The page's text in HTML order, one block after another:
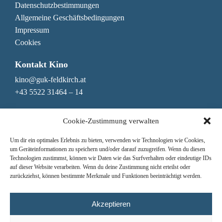
Cookie-Zustimmung verwalten
Um dir ein optimales Erlebnis zu bieten, verwenden wir Technologien wie Cookies,
um Geräteinformationen zu speichern und/oder darauf zuzugreifen. Wenn du diesen
Technologien zustimmst, können wir Daten wie das Surfverhalten oder eindeutige IDs
auf dieser Website verarbeiten. Wenn du deine Zustimmung nicht erteilst oder
zurückziehst, können bestimmte Merkmale und Funktionen beeinträchtigt werden.
Akzeptieren
Datenschutzbestimmungen
Allgemeine Geschäftsbedingungen
Impressum
Cookies
Kontakt Kino
kino@guk-feldkirch.at
+43 5522 31464 – 14
+43 5522 31464 – 10
Newsletter
Nichts mehr verpassen!
Hier zum Newsletter anmelden
Jede Woche das Mittagsmenü erhalten